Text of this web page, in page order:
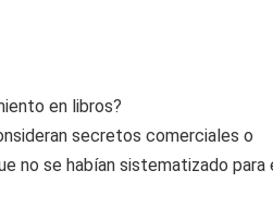
en libros?
secretos comerciales o
no se habían sistematizado para